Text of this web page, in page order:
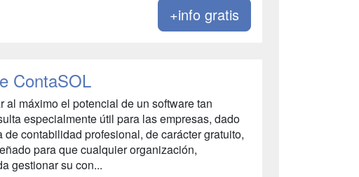
+info gratis
ContaSOL
al máximo el potencial de un software tan
especialmente útil para las empresas, dado
de contabilidad profesional, de carácter gratuito,
para que cualquier organización,
gestionar su con...